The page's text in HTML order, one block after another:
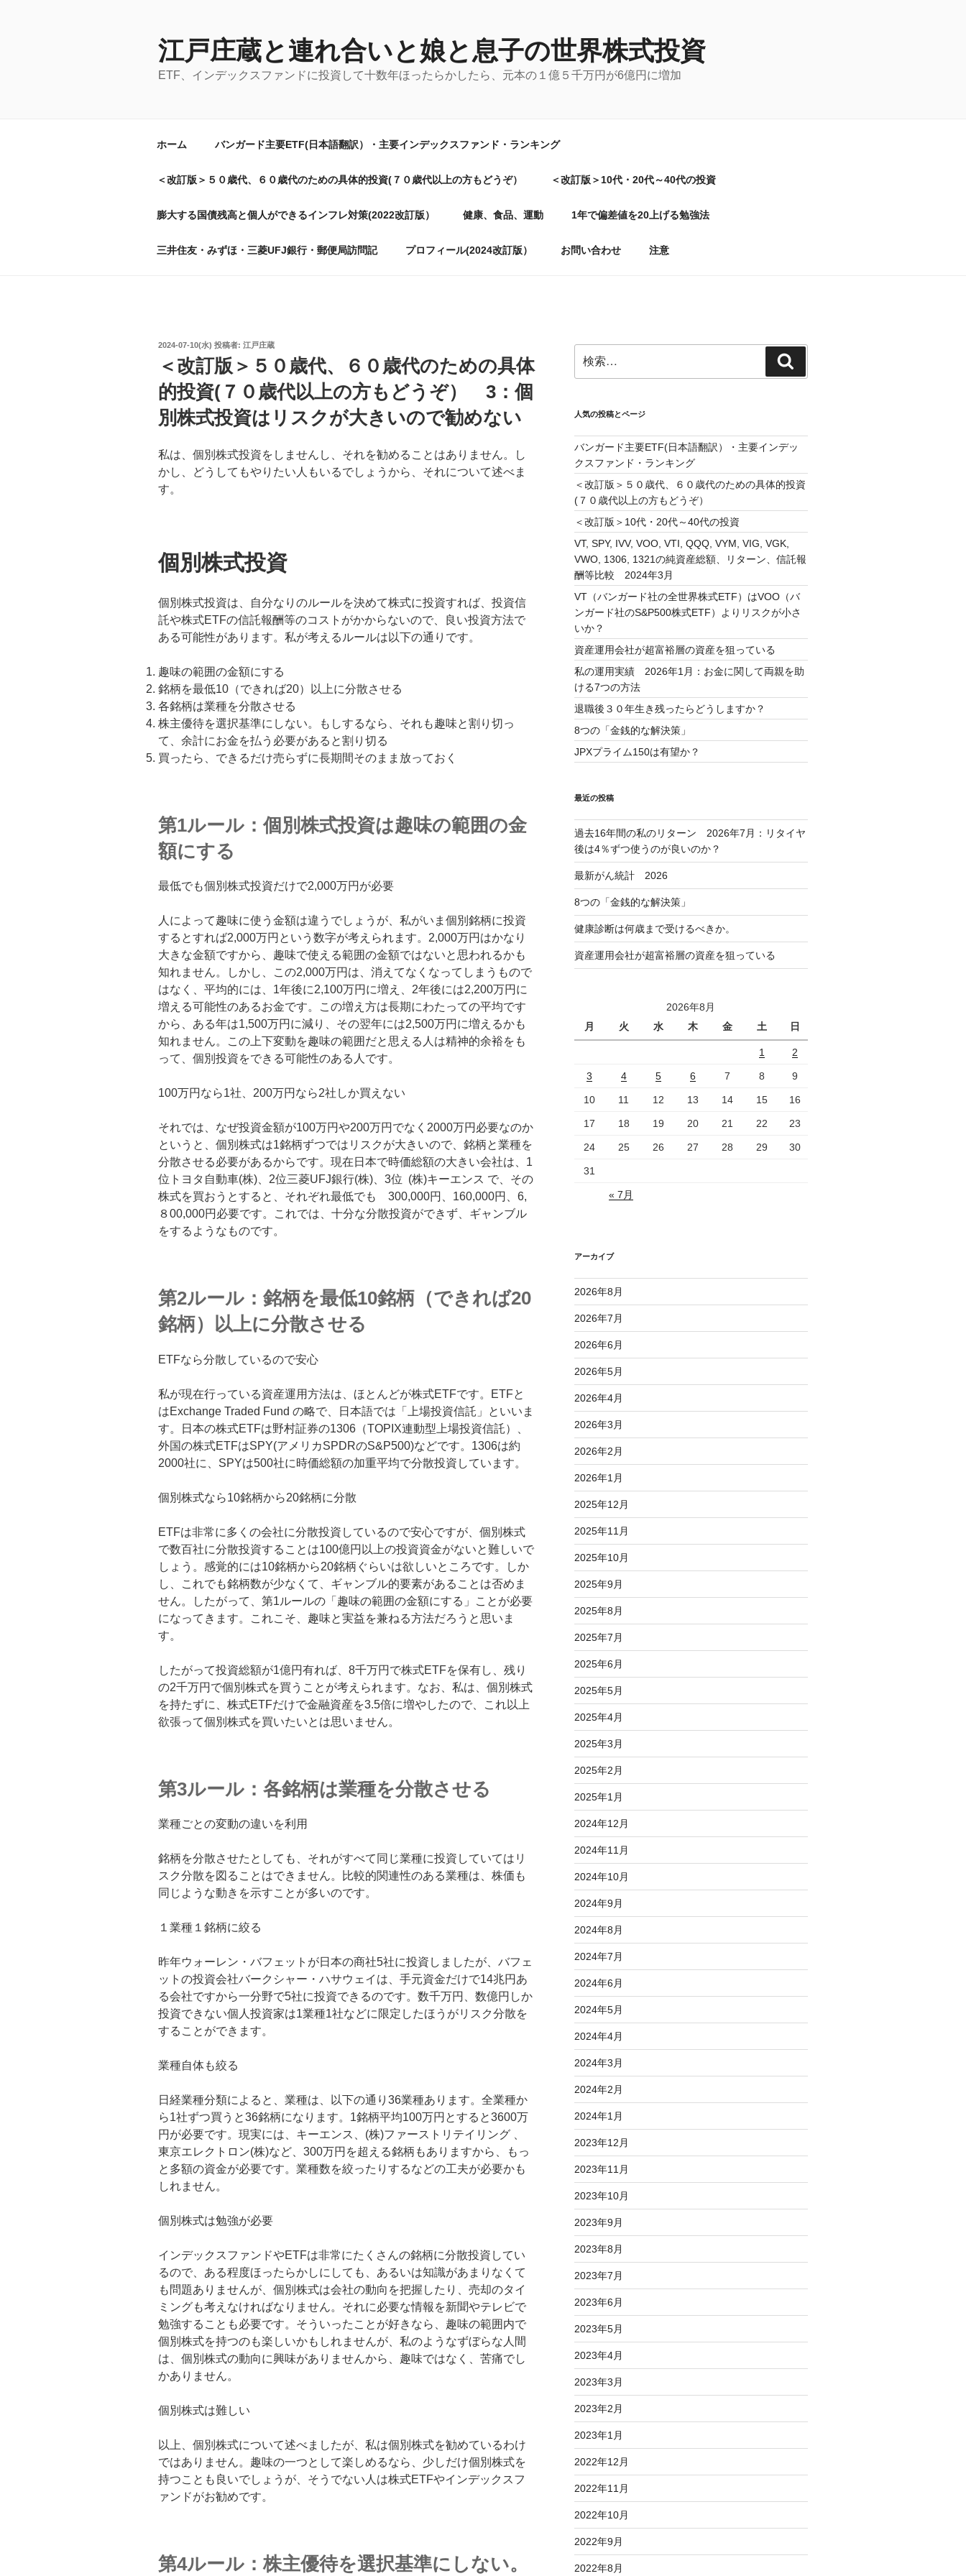
江戸庄蔵と連れ合いと娘と息子の世界株式投資
ETF、インデックスファンドに投資して十数年ほったらかしたら、元本の１億５千万円が6億円に増加
ホーム バンガード主要ETF(日本語翻訳）・主要インデックスファンド・ランキング
＜改訂版＞５０歳代、６０歳代のための具体的投資(７０歳代以上の方もどうぞ） ＜改訂版＞10代・20代～40代の投資
膨大する国債残高と個人ができるインフレ対策(2022改訂版） 健康、食品、運動 1年で偏差値を20上げる勉強法
三井住友・みずほ・三菱UFJ銀行・郵便局訪問記 プロフィール(2024改訂版） お問い合わせ 注意
投
日:
2024-07-10(水) 投稿者: 江戸庄蔵
＜改訂版＞５０歳代、６０歳代のための具体
的投資(７０歳代以上の方もどうぞ） 3：個
別株式投資はリスクが大きいので勧めない
私は、個別株式投資をしませんし、それを勧めることはありません。し
かし、どうしてもやりたい人もいるでしょうから、それについて述べま
す。
個別株式投資
個別株式投資は、自分なりのルールを決めて株式に投資すれば、投資信
託や株式ETFの信託報酬等のコストがかからないので、良い投資方法で
ある可能性があります。私が考えるルールは以下の通りです。
趣味の範囲の金額にする
銘柄を最低10（できれば20）以上に分散させる
各銘柄は業種を分散させる
株主優待を選択基準にしない。もしするなら、それも趣味と割り切っ
て、余計にお金を払う必要があると割り切る
買ったら、できるだけ売らずに長期間そのまま放っておく
第1ルール：個別株式投資は趣味の範囲の金
額にする
最低でも個別株式投資だけで2,000万円が必要
人によって趣味に使う金額は違うでしょうが、私がいま個別銘柄に投資
するとすれば2,000万円という数字が考えられます。2,000万円はかなり
大きな金額ですから、趣味で使える範囲の金額ではないと思われるかも
知れません。しかし、この2,000万円は、消えてなくなってしまうもので
はなく、平均的には、1年後に2,100万円に増え、2年後には2,200万円に
増える可能性のあるお金です。この増え方は長期にわたっての平均です
から、ある年は1,500万円に減り、その翌年には2,500万円に増えるかも
知れません。この上下変動を趣味の範囲だと思える人は精神的余裕をも
って、個別投資をできる可能性のある人です。
100万円なら1社、200万円なら2社しか買えない
それでは、なぜ投資金額が100万円や200万円でなく2000万円必要なのか
というと、個別株式は1銘柄ずつではリスクが大きいので、銘柄と業種を
分散させる必要があるからです。現在日本で時価総額の大きい会社は、1
位トヨタ自動車(株)、2位三菱UFJ銀行(株)、3位 (株)キーエンス で、その
株式を買おうとすると、それぞれ最低でも 300,000円、160,000円、6,
８00,000円必要です。これでは、十分な分散投資ができず、ギャンブル
をするようなものです。
第2ルール：銘柄を最低10銘柄（できれば20
銘柄）以上に分散させる
ETFなら分散しているので安心
私が現在行っている資産運用方法は、ほとんどが株式ETFです。ETFと
はExchange Traded Fund の略で、日本語では「上場投資信託」といいま
す。日本の株式ETFは野村証券の1306（TOPIX連動型上場投資信託）、
外国の株式ETFはSPY(アメリカSPDRのS&P500)などです。1306は約
2000社に、SPYは500社に時価総額の加重平均で分散投資しています。
個別株式なら10銘柄から20銘柄に分散
ETFは非常に多くの会社に分散投資しているので安心ですが、個別株式
で数百社に分散投資することは100億円以上の投資資金がないと難しいで
しょう。感覚的には10銘柄から20銘柄ぐらいは欲しいところです。しか
し、これでも銘柄数が少なくて、ギャンブル的要素があることは否めま
せん。したがって、第1ルールの「趣味の範囲の金額にする」ことが必要
になってきます。これこそ、趣味と実益を兼ねる方法だろうと思いま
す。
したがって投資総額が1億円有れば、8千万円で株式ETFを保有し、残り
の2千万円で個別株式を買うことが考えられます。なお、私は、個別株式
を持たずに、株式ETFだけで金融資産を3.5倍に増やしたので、これ以上
欲張って個別株式を買いたいとは思いません。
第3ルール：各銘柄は業種を分散させる
業種ごとの変動の違いを利用
銘柄を分散させたとしても、それがすべて同じ業種に投資していてはリ
スク分散を図ることはできません。比較的関連性のある業種は、株価も
同じような動きを示すことが多いのです。
１業種１銘柄に絞る
昨年ウォーレン・バフェットが日本の商社5社に投資しましたが、バフェ
ットの投資会社バークシャー・ハサウェイは、手元資金だけで14兆円あ
る会社ですから一分野で5社に投資できるのです。数千万円、数億円しか
投資できない個人投資家は1業種1社などに限定したほうがリスク分散を
することができます。
業種自体も絞る
日経業種分類によると、業種は、以下の通り36業種あります。全業種か
ら1社ずつ買うと36銘柄になります。1銘柄平均100万円とすると3600万
円が必要です。現実には、キーエンス、(株)ファーストリテイリング 、
東京エレクトロン(株)など、300万円を超える銘柄もありますから、もっ
と多額の資金が必要です。業種数を絞ったりするなどの工夫が必要かも
しれません。
個別株式は勉強が必要
インデックスファンドやETFは非常にたくさんの銘柄に分散投資してい
るので、ある程度ほったらかしにしても、あるいは知識があまりなくて
も問題ありませんが、個別株式は会社の動向を把握したり、売却のタイ
ミングも考えなければなりません。それに必要な情報を新聞やテレビで
勉強することも必要です。そういったことが好きなら、趣味の範囲内で
個別株式を持つのも楽しいかもしれませんが、私のようなずぼらな人間
は、個別株式の動向に興味がありませんから、趣味ではなく、苦痛でし
かありません。
個別株式は難しい
以上、個別株式について述べましたが、私は個別株式を勧めているわけ
ではありません。趣味の一つとして楽しめるなら、少しだけ個別株式を
持つことも良いでしょうが、そうでない人は株式ETFやインデックスフ
ァンドがお勧めです。
第4ルール：株主優待を選択基準にしない。
索:
索
人気の投稿とページ
バンガード主要ETF(日本語翻訳）・主要インデッ
クスファンド・ランキング
＜改訂版＞５０歳代、６０歳代のための具体的投資
(７０歳代以上の方もどうぞ）
＜改訂版＞10代・20代～40代の投資
VT, SPY, IVV, VOO, VTI, QQQ, VYM, VIG, VGK,
VWO, 1306, 1321の純資産総額、リターン、信託報
酬等比較 2024年3月
VT（バンガード社の全世界株式ETF）はVOO（バ
ンガード社のS&P500株式ETF）よりリスクが小さ
いか？
資産運用会社が超富裕層の資産を狙っている
私の運用実績 2026年1月：お金に関して両親を助
ける7つの方法
退職後３０年生き残ったらどうしますか？
8つの「金銭的な解決策」
JPXプライム150は有望か？
最近の投稿
過去16年間の私のリターン 2026年7月：リタイヤ
後は4％ずつ使うのが良いのか？
最新がん統計 2026
8つの「金銭的な解決策」
健康診断は何歳まで受けるべきか。
資産運用会社が超富裕層の資産を狙っている
2026年8月
月
火 水 木 金 土 日
1 2
3 4 5 6 7 8 9
10 11 12 13 14 15 16
17 18 19 20 21 22 23
24 25 26 27 28 29 30
31
« 7月
アーカイブ
2026年8月
2026年7月
2026年6月
2026年5月
2026年4月
2026年3月
2026年2月
2026年1月
2025年12月
2025年11月
2025年10月
2025年9月
2025年8月
2025年7月
2025年6月
2025年5月
2025年4月
2025年3月
2025年2月
2025年1月
2024年12月
2024年11月
2024年10月
2024年9月
2024年8月
2024年7月
2024年6月
2024年5月
2024年4月
2024年3月
2024年2月
2024年1月
2023年12月
2023年11月
2023年10月
2023年9月
2023年8月
2023年7月
2023年6月
2023年5月
2023年4月
2023年3月
2023年2月
2023年1月
2022年12月
2022年11月
2022年10月
2022年9月
2022年8月